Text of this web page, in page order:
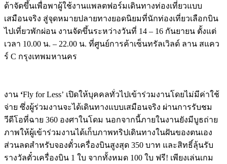
ด้าจัดขึ้นเพื่อพาผู้ใช้งานแพลตฟอร์มเดินทางท่องเที่ยวแบบ
เสมือนจริง สู่จุดหมายปลายทางยอดนิยมที่นักท่องเที่ยวเลือกบิน
ไปเที่ยวพักผ่อน งานจัดขึ้นระหว่างวันที่ 14 – 16 กันยายน ตั้งแต่
เวลา 10.00 น. – 22.00 น. ที่ศูนย์การค้าเซ็นทรัลเวิลด์ ลาน สแคว
ร์ C กรุงเทพมหานคร
งาน ‘Fly for Less’ เปิดให้บุคคลทั่วไปเข้าร่วมงานโดยไม่มีค่าใช้
จ่าย ซึ่งผู้ร่วมงานจะได้เดินทางแบบเสมือนจริง ผ่านการรับชม
วีดีโอที่ฉาย 360 องศาในโดม นอกจากนี้ภายในงานยังมีบูธถ่าย
ภาพให้ผู้เข้าร่วมงานได้เก็บภาพทริปเดินทางในฝันของตนเอง
ส่วนลดสำหรับจองตั๋วเครื่องบินสูงสุด 350 บาท และสิทธิ์ลุ้นรับ
รางวัลตั๋วเครื่องบิน 1 ใบ จากทั้งหมด 100 ใบ ฟรี! เพียงเล่นเกม